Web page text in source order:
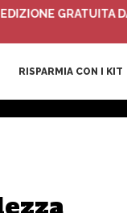
GRATUITA DA
RISPARMIA CON I KIT